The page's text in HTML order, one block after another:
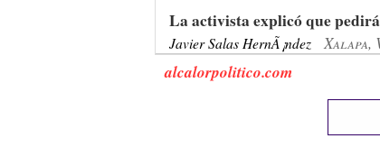
La activista explicó que
Javier Salas HernÃ¡ndez Xalapa,
alcalorpolitico.com